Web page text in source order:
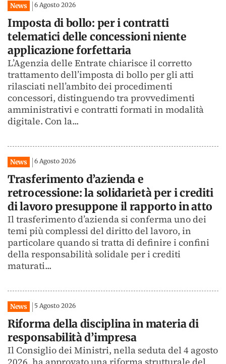
News 6 Agosto 2026
Imposta di bollo: per i contratti
telematici delle concessioni niente
applicazione forfettaria
L’Agenzia delle Entrate chiarisce il corretto
trattamento dell’imposta di bollo per gli atti
rilasciati nell’ambito dei procedimenti
concessori, distinguendo tra provvedimenti
amministrativi e contratti formati in modalità
digitale. Con la...
News 6 Agosto 2026
Trasferimento d’azienda e
retrocessione: la solidarietà per i crediti
di lavoro presuppone il rapporto in atto
Il trasferimento d’azienda si conferma uno dei
temi più complessi del diritto del lavoro, in
particolare quando si tratta di definire i confini
della responsabilità solidale per i crediti
maturati...
News 5 Agosto 2026
Riforma della disciplina in materia di
responsabilità d’impresa
Il Consiglio dei Ministri, nella seduta del 4 agosto